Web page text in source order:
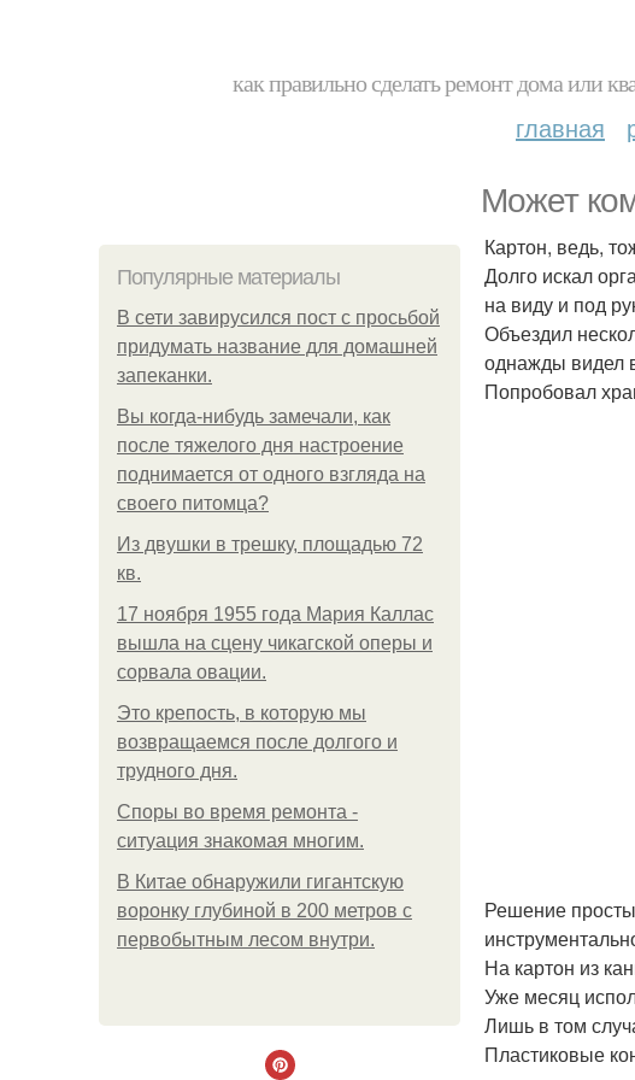
как правильно сделать ремонт дома или
главная
Может
Популярные материалы
В сети завирусился пост с просьбой
придумать название для домашней
запеканки.
Вы когда-нибудь замечали, как
после тяжелого дня настроение
поднимается от одного взгляда на
своего питомца?
Из двушки в трешку, площадью 72
кв.
17 ноября 1955 года Мария Каллас
вышла на сцену чикагской оперы и
сорвала овации.
Это крепость, в которую мы
возвращаемся после долгого и
трудного дня.
Споры во время ремонта -
ситуация знакомая многим.
В Китaе обнаружили гигaнтскую
воронку глубиной в 200 метров с
первобытным лесом внутри.
Картон, ведь,
Долго искал
на виду и под
Объездил
однажды видел
Попробовал
Решение
На картон из
Уже месяц
Лишь в том
Пластиковые